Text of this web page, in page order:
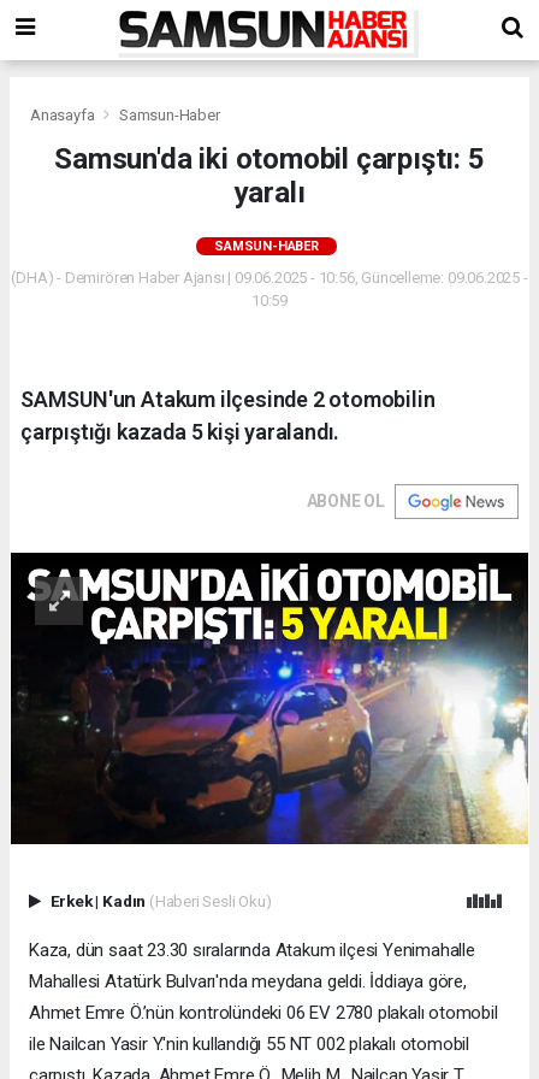
Anasayfa Samsun-Haber
Samsun'da iki otomobil çarpıştı: 5
yaralı
SAMSUN-HABER
(DHA) - Demirören Haber Ajansı | 09.06.2025 - 10:56, Güncelleme: 09.06.2025 -
10:59
SAMSUN'un Atakum ilçesinde 2 otomobilin
çarpıştığı kazada 5 kişi yaralandı.
ABONE OL
Erkek| Kadın (Haberi Sesli Oku)
Kaza, dün saat 23.30 sıralarında Atakum ilçesi Yenimahalle
Mahallesi Atatürk Bulvarı'nda meydana geldi. İddiaya göre,
Ahmet Emre Ö.’nün kontrolündeki 06 EV 2780 plakalı otomobil
ile Nailcan Yasir Y.'nin kullandığı 55 NT 002 plakalı otomobil